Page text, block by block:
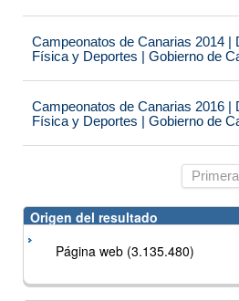
Campeonatos de Canarias 2014
Física y Deportes | Gobierno de
Campeonatos de Canarias 2016
Física y Deportes | Gobierno de
Primera
Origen del resultado
Página web (3.135.480)